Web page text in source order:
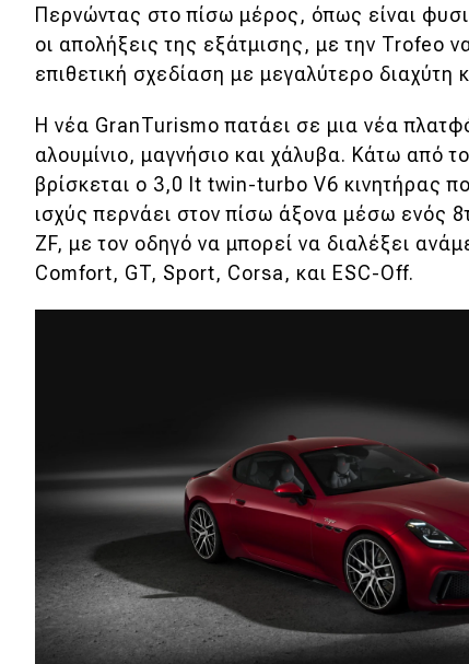
Νέα
Τεχνολογία
Σταθμοί φόρτισης
Classic
Νέα
Παρουσιάσεις
Μεταχειρισμένο
Οδηγός αγοράς
Συμβουλές
Περνώντας στο πίσω μέρος, όπως είναι
οι απολήξεις της εξάτμισης, με την Trofeo
επιθετική σχεδίαση με μεγαλύτερο διαχύτη
Η νέα GranTurismo πατάει σε μια νέα
αλουμίνιο, μαγνήσιο και χάλυβα. Κάτω από
βρίσκεται ο 3,0 lt twin-turbo V6 κινητήρας
ισχύς περνάει στον πίσω άξονα μέσω ενός
ZF, με τον οδηγό να μπορεί να διαλέξει
Comfort, GT, Sport, Corsa, και ESC-Off.